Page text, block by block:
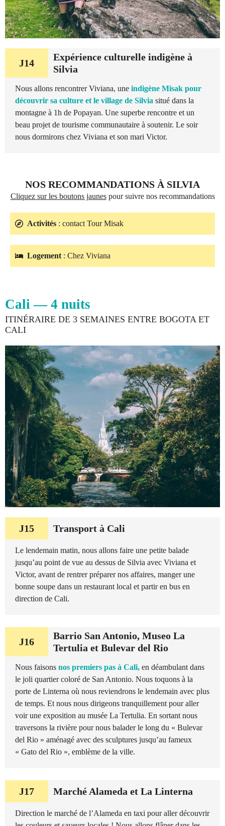
J14
Expérience culturelle indigène à
Silvia
Nous allons rencontrer Viviana, une indigène Misak pour
découvrir sa culture et le village de Silvia situé dans la
montagne à 1h de Popayan. Une superbe rencontre et un
beau projet de tourisme communautaire à soutenir. Le soir
nous dormirons chez Viviana et son mari Victor.
NOS RECOMMANDATIONS À SILVIA
Cliquez sur les boutons jaunespour suivre nos recommandations
Activités : contact Tour Misak
Logement : Chez Viviana
Cali — 4 nuits
ITINÉRAIRE DE 3 SEMAINES ENTRE BOGOTA ET
CALI
J15 Transport à Cali
Le lendemain matin, nous allons faire une petite balade
jusqu’au point de vue au dessus de Silvia avec Viviana et
Victor, avant de rentrer préparer nos affaires, manger une
bonne soupe dans un restaurant local et partir en bus en
direction de Cali.
J16
Barrio San Antonio, Museo La
Tertulia et Bulevar del Rio
Nous faisons nos premiers pas à Cali, en déambulant dans
le joli quartier coloré de San Antonio. Nous toquons à la
porte de Linterna où nous reviendrons le lendemain avec plus
de temps. Et nous nous dirigeons tranquillement pour aller
voir une exposition au musée La Tertulia. En sortant nous
traversons la rivière pour nous balader le long du « Bulevar
del Rio » aménagé avec des sculptures jusqu’au fameux
« Gato del Rio », emblème de la ville.
J17 Marché Alameda et La Linterna
Direction le marché de l’Alameda en taxi pour aller découvrir